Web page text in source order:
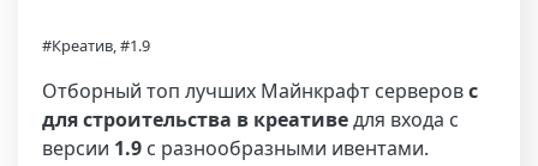
#Креатив, #1.9
Отборный топ лучших Майнкрафт серверовс
для строительства в креативедля входа с
версии 1.9 с разнообразными ивентами.